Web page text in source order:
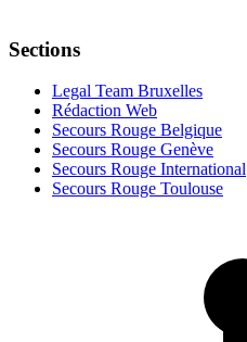
Sections
Legal Team Bruxelles
Rédaction Web
Secours Rouge Belgique
Secours Rouge Genève
Secours Rouge International
Secours Rouge Toulouse